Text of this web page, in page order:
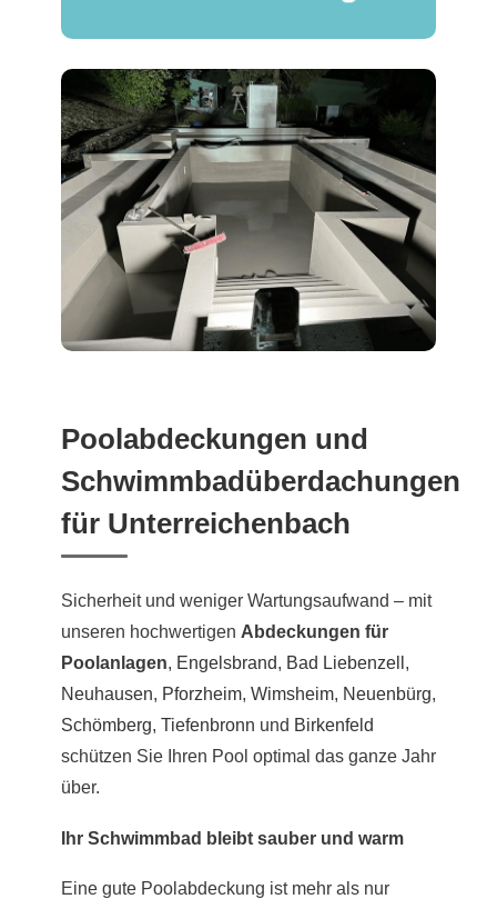
Poolabdeckungen und
Schwimmbadüberdachungen
für Unterreichenbach
Sicherheit und weniger Wartungsaufwand – mit
unseren hochwertigen Abdeckungen für
Poolanlagen, Engelsbrand, Bad Liebenzell ,
Neuhausen, Pforzheim, Wimsheim, Neuenbürg,
Schömberg, Tiefenbronn und Birkenfeld
schützen Sie Ihren Pool optimal das ganze Jahr
über.
Ihr Schwimmbad bleibt sauber und warm
Eine gute Poolabdeckung ist mehr als nur